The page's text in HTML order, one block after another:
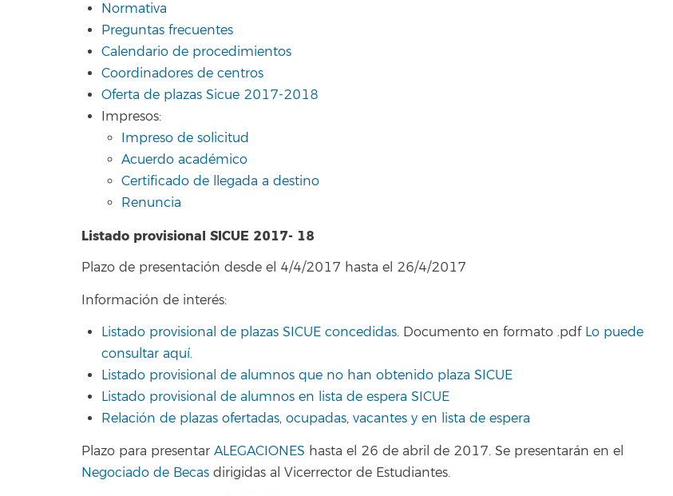
Normativa
Preguntas frecuentes
Calendario de procedimientos
Coordinadores de centros
Oferta de plazas Sicue 2017-2018
Impresos:
Impreso de solicitud
Acuerdo académico
Certificado de llegada a destino
Renuncia
Listado provisional SICUE 2017- 18
Plazo de presentación desde el 4/4/2017 hasta el 26/4/2017
Información de interés:
Listado provisional de plazas SICUE concedidas. Documento en formato .pdf Lo puede
consultar aquí.
Listado provisional de alumnos que no han obtenido plaza SICUE
Listado provisional de alumnos en lista de espera SICUE
Relación de plazas ofertadas, ocupadas, vacantes y en lista de espera
Plazo para presentar ALEGACIONES hasta el 26 de abril de 2017. Se presentarán en el
Negociado de Becas dirigidas al Vicerrector de Estudiantes.